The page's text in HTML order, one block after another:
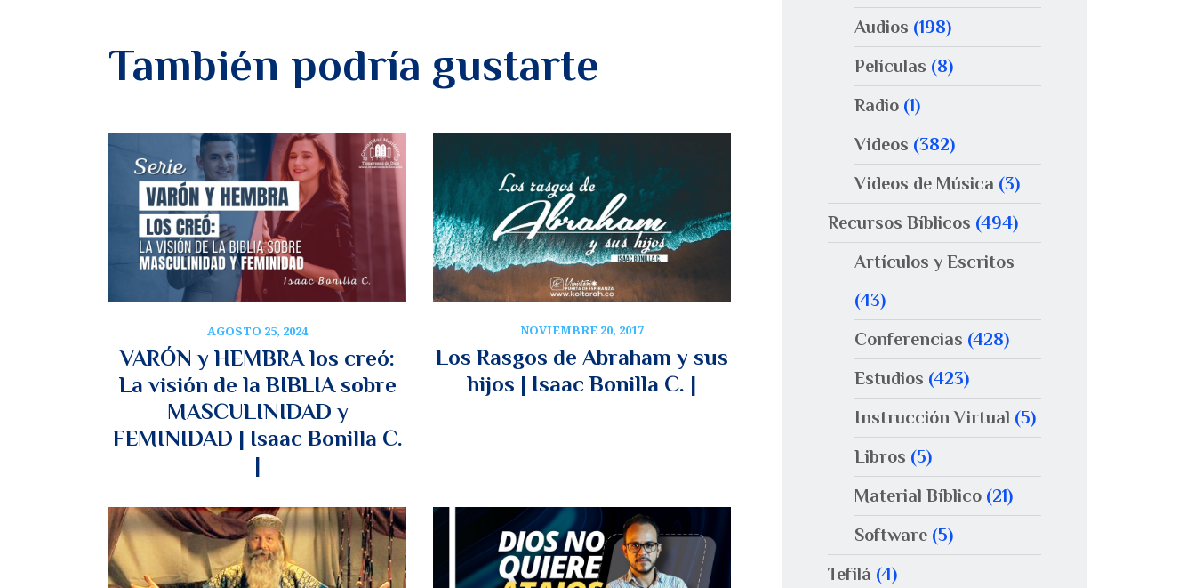
También podría gustarte
AGOSTO 25, 2024
VARÓN y HEMBRA los creó:
La visión de la BIBLIA sobre
MASCULINIDAD y
FEMINIDAD | Isaac Bonilla C.
|
NOVIEMBRE 20, 2017
Los Rasgos de Abraham y sus
hijos | Isaac Bonilla C. |
Audios (198)
Películas (8)
Radio (1)
Videos (382)
Videos de Música (3)
Recursos Bíblicos (494)
Artículos y Escritos
(43)
Conferencias (428)
Estudios (423)
Instrucción Virtual (5)
Libros (5)
Material Bíblico (21)
Software (5)
Tefilá (4)